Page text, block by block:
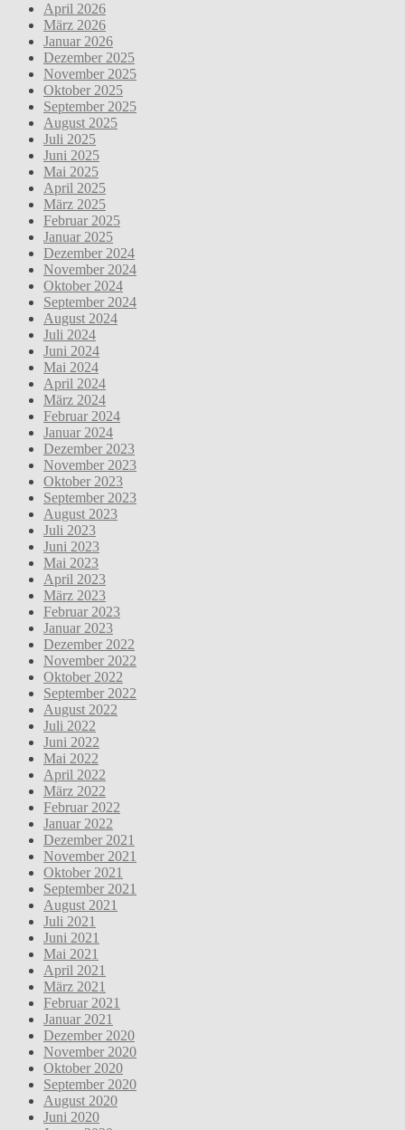
April 2026
März 2026
Januar 2026
Dezember 2025
November 2025
Oktober 2025
September 2025
August 2025
Juli 2025
Juni 2025
Mai 2025
April 2025
März 2025
Februar 2025
Januar 2025
Dezember 2024
November 2024
Oktober 2024
September 2024
August 2024
Juli 2024
Juni 2024
Mai 2024
April 2024
März 2024
Februar 2024
Januar 2024
Dezember 2023
November 2023
Oktober 2023
September 2023
August 2023
Juli 2023
Juni 2023
Mai 2023
April 2023
März 2023
Februar 2023
Januar 2023
Dezember 2022
November 2022
Oktober 2022
September 2022
August 2022
Juli 2022
Juni 2022
Mai 2022
April 2022
März 2022
Februar 2022
Januar 2022
Dezember 2021
November 2021
Oktober 2021
September 2021
August 2021
Juli 2021
Juni 2021
Mai 2021
April 2021
März 2021
Februar 2021
Januar 2021
Dezember 2020
November 2020
Oktober 2020
September 2020
August 2020
Juni 2020